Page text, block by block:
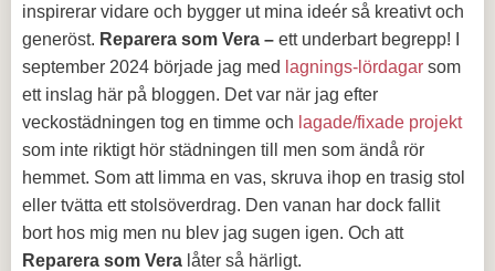
inspirerar vidare och bygger ut mina ideér så kreativt och
generöst. Reparera som Vera – ett underbart begrepp! I
september 2024 började jag med lagnings-lördagar som
ett inslag här på bloggen. Det var när jag efter
veckostädningen tog en timme och lagade/fixade projekt
som inte riktigt hör städningen till men som ändå rör
hemmet. Som att limma en vas, skruva ihop en trasig stol
eller tvätta ett stolsöverdrag. Den vanan har dock fallit
bort hos mig men nu blev jag sugen igen. Och att
Reparera som Vera låter så härligt.